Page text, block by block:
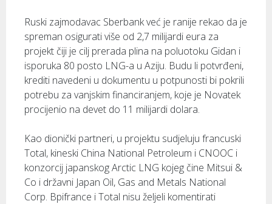
Ruski zajmodavac Sberbank već je ranije rekao da je
spreman osigurati više od 2,7 milijardi eura za
projekt čiji je cilj prerada plina na poluotoku Gidan i
isporuka 80 posto LNG-a u Aziju. Budu li potvrđeni,
krediti navedeni u dokumentu u potpunosti bi pokrili
potrebu za vanjskim financiranjem, koje je Novatek
procijenio na devet do 11 milijardi dolara.
Kao dionički partneri, u projektu sudjeluju francuski
Total, kineski China National Petroleum i CNOOC i
konzorcij japanskog Arctic LNG kojeg čine Mitsui &
Co i državni Japan Oil, Gas and Metals National
Corp. Bpifrance i Total nisu željeli komentirati